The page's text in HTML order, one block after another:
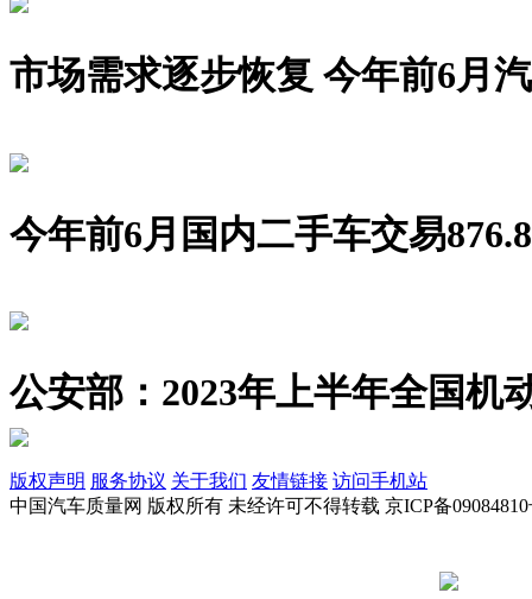
市场需求逐步恢复 今年前6月
今年前6月国内二手车交易
公安部：2023年上半年全国机
版权声明 服务协议 关于我们 友情链接 访问手机站
中国汽车质量网 版权所有 未经许可不得转载 京ICP备09084810